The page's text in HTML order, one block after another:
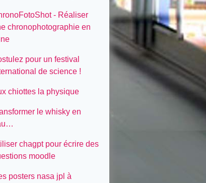
- Réaliser
chronophotographie en
pour un festival
de science !
chiottes la physique
le whisky en
chagpt pour écrire des
moodle
posters nasa jpl à